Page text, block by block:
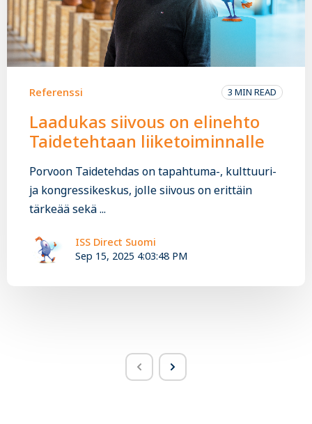
Referenssi 3 MIN READ
Laadukas siivous on elinehto
Taidetehtaan liiketoiminnalle
Porvoon Taidetehdas on tapahtuma-, kulttuuri-
ja kongressikeskus, jolle siivous on erittäin
tärkeää sekä ...
ISS Direct Suomi
Sep 15, 2025 4:03:48 PM